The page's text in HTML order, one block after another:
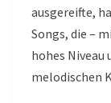
ausgereifte,
Songs, die –
hohes Niveau
melodischen